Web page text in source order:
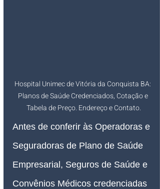
Hospital Unimec de Vitória da Conquista BA:
Planos de Saúde Credenciados, Cotação e
Tabela de Preço. Endereço e Contato.
Antes de conferir às Operadoras e
Seguradoras de Plano de Saúde
Empresarial, Seguros de Saúde e
Convênios Médicos credenciadas